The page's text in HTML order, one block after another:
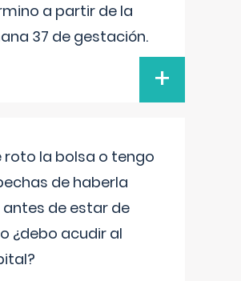
a partir de la
37 de gestación.
+
roto la bolsa o tengo
de haberla
de estar de
¿debo acudir al